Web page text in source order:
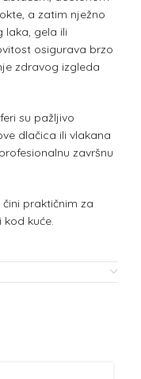
a zatim nježno
laka, gela ili
osigurava brzo
zdravog izgleda
su pažljivo
dlačica ili vlakana
završnu
čini praktičnim za
kuće.